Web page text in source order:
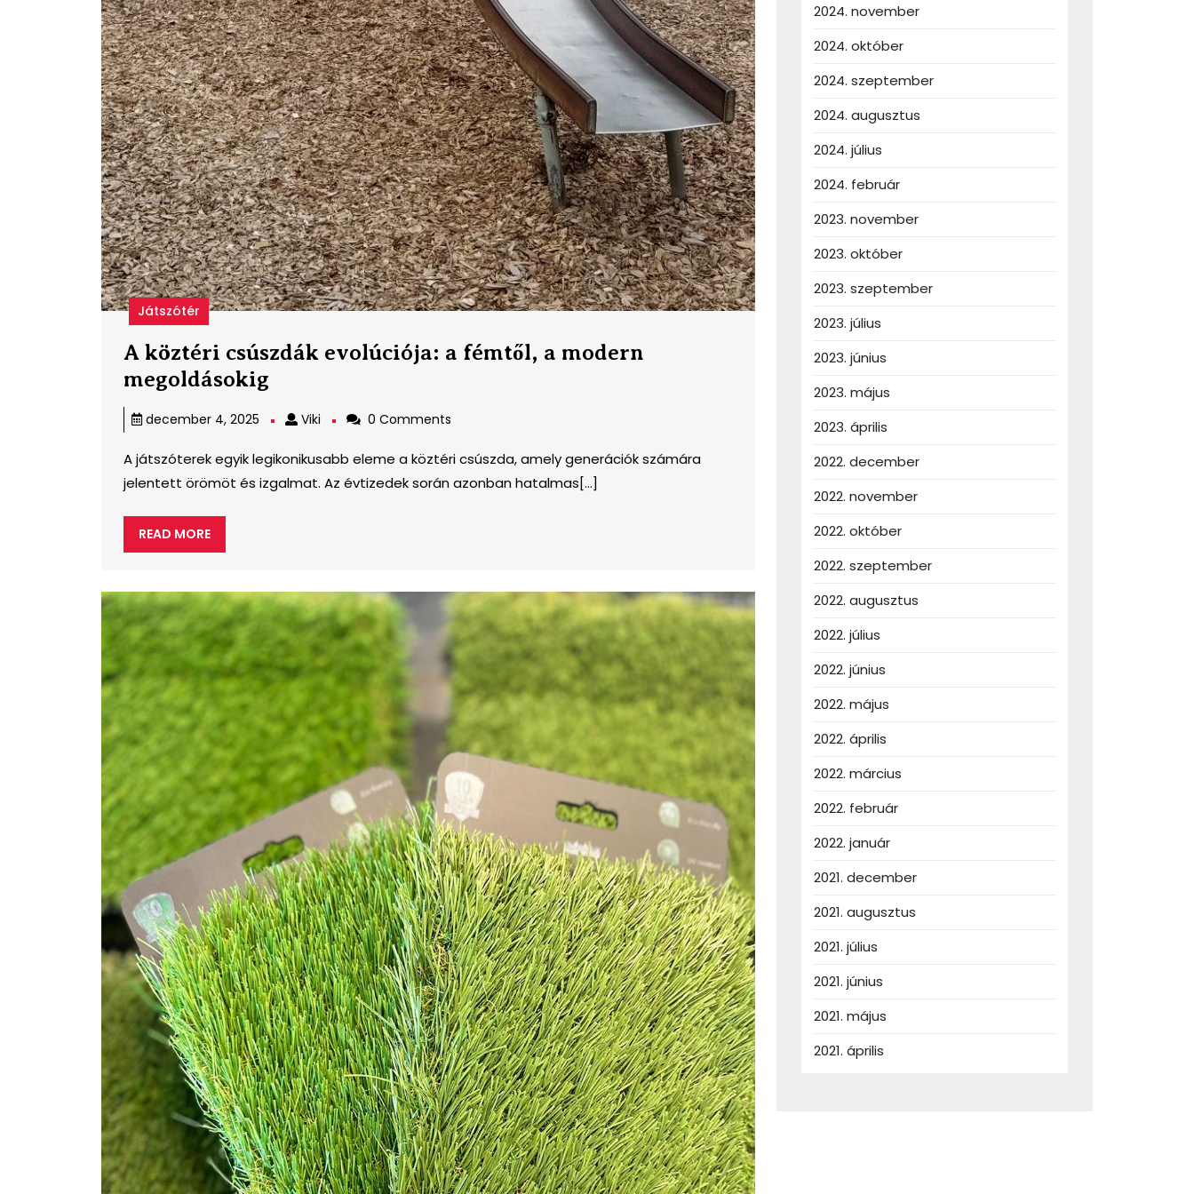
Játszótér
A köztéri csúszdák evolúciója: a fémtől, a modern
megoldásokig
csúszdák
evolúciója:
a
megoldásokig
december 4, 2025 Viki Viki 0 Comments
A játszóterek egyik legikonikusabb eleme a köztéri csúszda, amely generációk számára
jelentett örömöt és izgalmat. Az évtizedek során azonban hatalmas[...]
READ MOREREAD
MORE
Akciók
és
szezonális
mikor
érdemes
vásárolni?
2024. november
2024. október
2024. szeptember
2024. augusztus
2024. július
2024. február
2023. november
2023. október
2023. szeptember
2023. július
2023. június
2023. május
2023. április
2022. december
2022. november
2022. október
2022. szeptember
2022. augusztus
2022. július
2022. június
2022. május
2022. április
2022. március
2022. február
2022. január
2021. december
2021. augusztus
2021. július
2021. június
2021. május
2021. április